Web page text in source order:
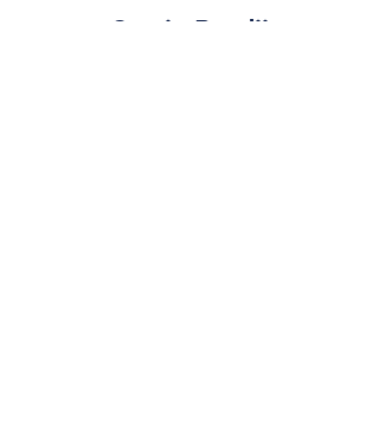
Samia Berdii